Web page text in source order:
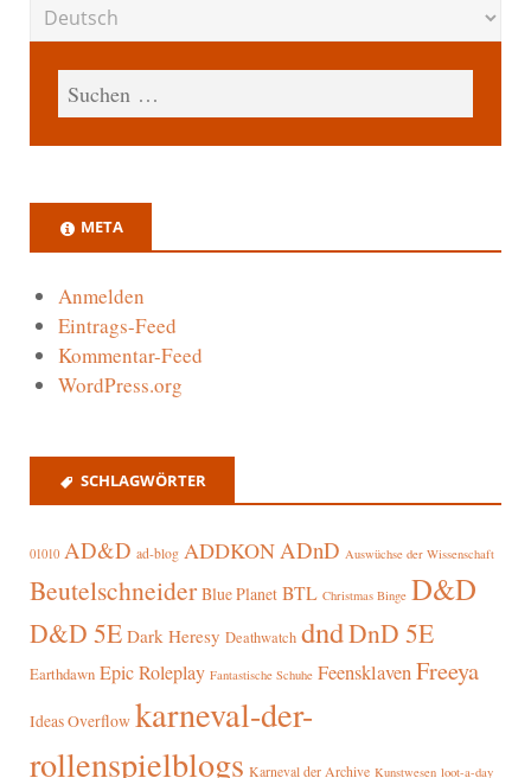
META
Anmelden
Eintrags-Feed
Kommentar-Feed
WordPress.org
SCHLAGWÖRTER
01010 AD&D ad-blog ADDKONADnD Auswüchse der Wissenschaft
Beutelschneider Blue Planet BTL Christmas Binge D&D
D&D 5E Dark Heresy Deathwatch dndDnD 5E
Earthdawn Epic Roleplay Fantastische Schuhe FeensklavenFreeya
Ideas Overflow karneval-der-
rollenspielblogs Karneval der Archive Kunstwesen loot-a-day